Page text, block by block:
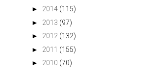
► 2014 (115)
► 2013 (97)
► 2012 (132)
► 2011 (155)
► 2010 (70)